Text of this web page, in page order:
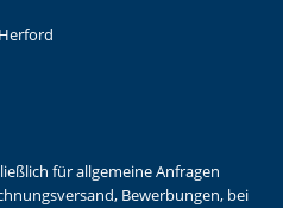
für allgemeine Anfragen
Bewerbungen, bei